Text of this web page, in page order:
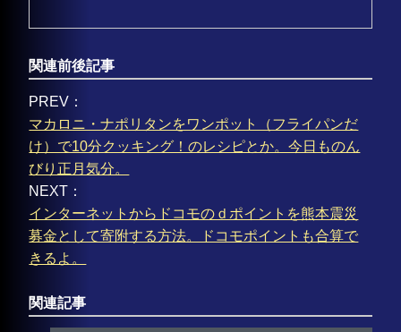
関連前後記事
PREV：
マカロニ・ナポリタンをワンポット（フライパンだ
け）で10分クッキング！のレシピとか。今日ものん
びり正月気分。
NEXT：
インターネットからドコモのｄポイントを熊本震災
募金として寄附する方法。ドコモポイントも合算で
きるよ。
関連記事